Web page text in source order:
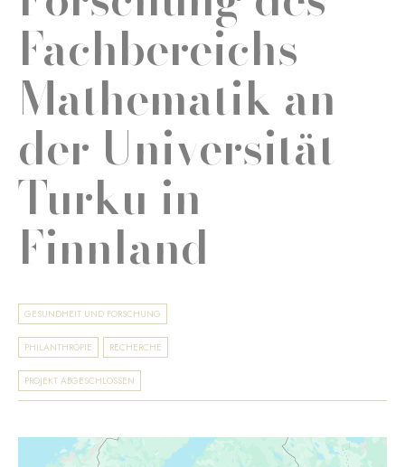
Fachbereichs
Mathematik an
der Universität
Turku in
Finnland
GESUNDHEIT UND FORSCHUNG
PHILANTHROPIE RECHERCHE
PROJEKT ABGESCHLOSSEN